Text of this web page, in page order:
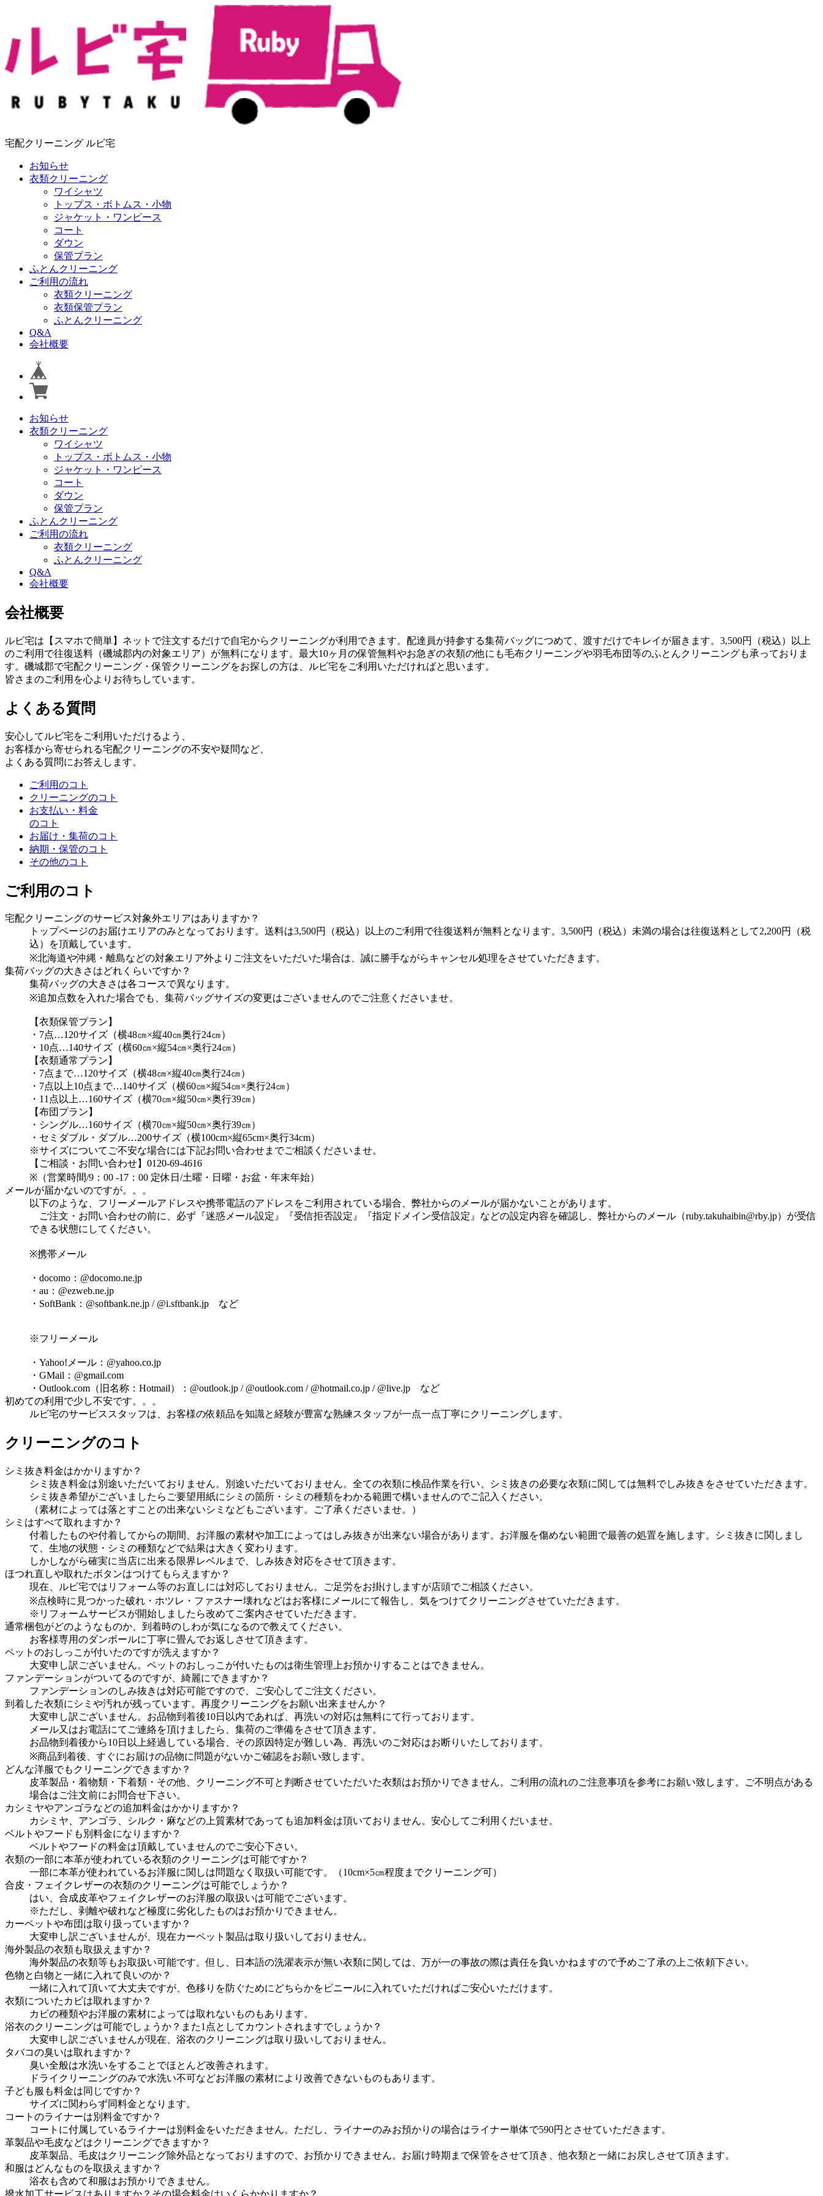
宅配クリーニング ルビ宅
お知らせ
衣類クリーニング
ワイシャツ
トップス・ボトムス・小物
ジャケット・ワンピース
コート
ダウン
保管プラン
ふとんクリーニング
ご利用の流れ
衣類クリーニング
衣類保管プラン
ふとんクリーニング
Q&A
会社概要
お知らせ
衣類クリーニング
ワイシャツ
トップス・ボトムス・小物
ジャケット・ワンピース
コート
ダウン
保管プラン
ふとんクリーニング
ご利用の流れ
衣類クリーニング
ふとんクリーニング
Q&A
会社概要
会社概要
ルビ宅は【スマホで簡単】ネットで注文するだけで自宅からクリーニングが利用できます。配達員が持参する集荷バッグにつめて、渡すだけでキレイが届きます。3,500円（税込）以上
のご利用で往復送料（磯城郡内の対象エリア）が無料になります。最大10ヶ月の保管無料やお急ぎの衣類の他にも毛布クリーニングや羽毛布団等のふとんクリーニングも承っておりま
す。磯城郡で宅配クリーニング・保管クリーニングをお探しの方は、ルビ宅をご利用いただければと思います。
皆さまのご利用を心よりお待ちしています。
よくある質問
安心してルビ宅をご利用いただけるよう、
お客様から寄せられる宅配クリーニングの不安や疑問など、
よくある質問にお答えします。
ご利用のコト
クリーニングのコト
お支払い・料金
のコト
お届け・集荷のコト
納期・保管のコト
その他のコト
ご利用のコト
宅配クリーニングのサービス対象外エリアはありますか？
トップページのお届けエリアのみとなっております。送料は3,500円（税込）以上のご利用で往復送料が無料となります。3,500円（税込）未満の場合は往復送料として2,200円（税
込）を頂戴しています。
※北海道や沖縄・離島などの対象エリア外よりご注文をいただいた場合は、誠に勝手ながらキャンセル処理をさせていただきます。
集荷バッグの大きさはどれくらいですか？
集荷バッグの大きさは各コースで異なります。
※追加点数を入れた場合でも、集荷バッグサイズの変更はございませんのでご注意くださいませ。
【衣類保管プラン】
・7点…120サイズ（横48㎝×縦40㎝奥行24㎝）
・10点…140サイズ（横60㎝×縦54㎝×奥行24㎝）
【衣類通常プラン】
・7点まで…120サイズ（横48㎝×縦40㎝奥行24㎝）
・7点以上10点まで…140サイズ（横60㎝×縦54㎝×奥行24㎝）
・11点以上…160サイズ（横70㎝×縦50㎝×奥行39㎝）
【布団プラン】
・シングル…160サイズ（横70㎝×縦50㎝×奥行39㎝）
・セミダブル・ダブル…200サイズ（横100cm×縦65cm×奥行34cm）
※サイズについてご不安な場合には下記お問い合わせまでご相談くださいませ。
【ご相談・お問い合わせ】0120-69-4616
※（営業時間/9：00 -17：00 定休日/土曜・日曜・お盆・年末年始）
メールが届かないのですが。。。
以下のような、フリーメールアドレスや携帯電話のアドレスをご利用されている場合、弊社からのメールが届かないことがあります。
ご注文・お問い合わせの前に、必ず『迷惑メール設定』『受信拒否設定』『指定ドメイン受信設定』などの設定内容を確認し、弊社からのメール（ruby.takuhaibin@rby.jp）が受信
できる状態にしてください。
※携帯メール
・docomo：@docomo.ne.jp
・au：@ezweb.ne.jp
・SoftBank：@softbank.ne.jp / @i.sftbank.jp など
※フリーメール
・Yahoo!メール：@yahoo.co.jp
・GMail：@gmail.com
・Outlook.com（旧名称：Hotmail）：@outlook.jp / @outlook.com / @hotmail.co.jp / @live.jp など
初めての利用で少し不安です。。。
ルビ宅のサービススタッフは、お客様の依頼品を知識と経験が豊富な熟練スタッフが一点一点丁寧にクリーニングします。
クリーニングのコト
シミ抜き料金はかかりますか？
シミ抜き料金は別途いただいておりません。別途いただいておりません。全ての衣類に検品作業を行い、シミ抜きの必要な衣類に関しては無料でしみ抜きをさせていただきます。
シミ抜き希望がございましたらご要望用紙にシミの箇所・シミの種類をわかる範囲で構いませんのでご記入ください。
（素材によっては落とすことの出来ないシミなどもございます。ご了承くださいませ。）
シミはすべて取れますか？
付着したものや付着してからの期間、お洋服の素材や加工によってはしみ抜きが出来ない場合があります。お洋服を傷めない範囲で最善の処置を施します。シミ抜きに関しまし
て、生地の状態・シミの種類などで結果は大きく変わります。
しかしながら確実に当店に出来る限界レベルまで、しみ抜き対応をさせて頂きます。
ほつれ直しや取れたボタンはつけてもらえますか？
現在、ルビ宅ではリフォーム等のお直しには対応しておりません。ご足労をお掛けしますが店頭でご相談ください。
※点検時に見つかった破れ・ホツレ・ファスナー壊れなどはお客様にメールにて報告し、気をつけてクリーニングさせていただきます。
※リフォームサービスが開始しましたら改めてご案内させていただきます。
通常梱包がどのようなものか、到着時のしわが気になるので教えてください。
お客様専用のダンボールに丁寧に畳んでお返しさせて頂きます。
ペットのおしっこが付いたのですが洗えますか？
大変申し訳ございません。ペットのおしっこが付いたものは衛生管理上お預かりすることはできません。
ファンデーションがついてるのですが、綺麗にできますか？
ファンデーションのしみ抜きは対応可能ですので、ご安心してご注文ください。
到着した衣類にシミや汚れが残っています。再度クリーニングをお願い出来ませんか？
大変申し訳ございません。お品物到着後10日以内であれば、再洗いの対応は無料にて行っております。
メール又はお電話にてご連絡を頂けましたら、集荷のご準備をさせて頂きます。
お品物到着後から10日以上経過している場合、その原因特定が難しい為、再洗いのご対応はお断りいたしております。
※商品到着後、すぐにお届けの品物に問題がないかご確認をお願い致します。
どんな洋服でもクリーニングできますか？
皮革製品・着物類・下着類・その他、クリーニング不可と判断させていただいた衣類はお預かりできません。ご利用の流れのご注意事項を参考にお願い致します。ご不明点がある
場合はご注文前にお問合せ下さい。
カシミヤやアンゴラなどの追加料金はかかりますか？
カシミヤ、アンゴラ、シルク・麻などの上質素材であっても追加料金は頂いておりません。安心してご利用くだいませ。
ベルトやフードも別料金になりますか？
ベルトやフードの料金は頂戴していませんのでご安心下さい。
衣類の一部に本革が使われている衣類のクリーニングは可能ですか？
一部に本革が使われているお洋服に関しは問題なく取扱い可能です。（10cm×5㎝程度までクリーニング可）
合皮・フェイクレザーの衣類のクリーニングは可能でしょうか？
はい、合成皮革やフェイクレザーのお洋服の取扱いは可能でございます。
※ただし、剥離や破れなど極度に劣化したものはお預かりできません。
カーペットや布団は取り扱っていますか？
大変申し訳ございませんが、現在カーペット製品は取り扱いしておりません。
海外製品の衣類も取扱えますか？
海外製品の衣類等もお取扱い可能です。但し、日本語の洗濯表示が無い衣類に関しては、万が一の事故の際は責任を負いかねますので予めご了承の上ご依頼下さい。
色物と白物と一緒に入れて良いのか？
一緒に入れて頂いて大丈夫ですが、色移りを防ぐためにどちらかをビニールに入れていただければご安心いただけます。
衣類についたカビは取れますか？
カビの種類やお洋服の素材によっては取れないものもあります。
浴衣のクリーニングは可能でしょうか？また1点としてカウントされますでしょうか？
大変申し訳ございませんが現在、浴衣のクリーニングは取り扱いしておりません。
タバコの臭いは取れますか？
臭い全般は水洗いをすることでほとんど改善されます。
ドライクリーニングのみで水洗い不可などお洋服の素材により改善できないものもあります。
子ども服も料金は同じですか？
サイズに関わらず同料金となります。
コートのライナーは別料金ですか？
コートに付属しているライナーは別料金をいただきません。ただし、ライナーのみお預かりの場合はライナー単体で590円とさせていただきます。
革製品や毛皮などはクリーニングできますか？
皮革製品、毛皮はクリーニング除外品となっておりますので、お預かりできません。お届け時期まで保管をさせて頂き、他衣類と一緒にお戻しさせて頂きます。
和服はどんなものを取扱えますか？
浴衣も含めて和服はお預かりできません。